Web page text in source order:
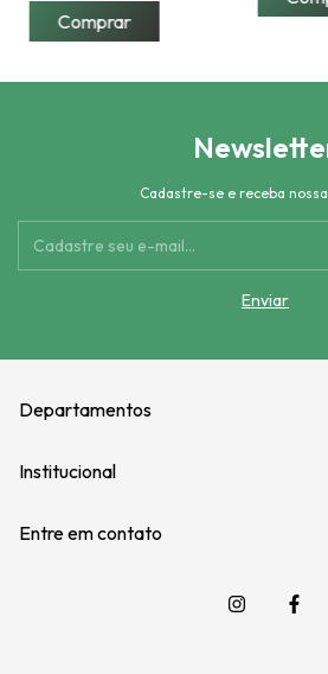
Comprar
Cadastre-se e receba
Departamentos
Institucional
Entre em contato